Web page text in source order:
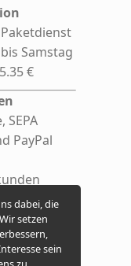
dabei, die
setzen
sein
Paketdienst
Samstag
€
PayPal
/